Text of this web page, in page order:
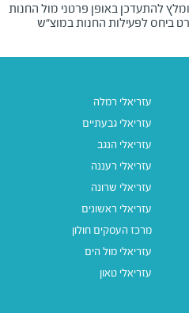
להתעדכן באופן פרטני מול החנות
ביחס לפעילות החנות במוצ"ש
עזריאלי רמלה
עזריאלי גבעתיים
עזריאלי הנגב
עזריאלי רעננה
עזריאלי שרונה
עזריאלי ראשונים
מרכז העסקים חולון
עזריאלי מול הים
עזריאלי טאון